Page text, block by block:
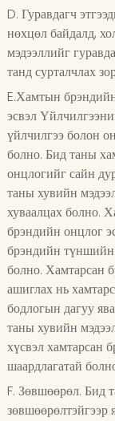
D. Гуравдагч
нөхцөл байдалд,
мэдээллийг
танд сурталчлах
E.Хамтын
эсвэл
үйлчилгээ болон
болно. Бид таны
онцлогийг сайн
таны хувийн
хуваалцах болно.
брэндийн онцлог
брэндийн
болно. Хамтарсан
ашиглах нь
бодлогын дагуу
таны хувийн
хүсвэл хамтарсан
шаардлагатай
F. Зөвшөөрөл. Бид
зөвшөөрөлтэйгээр